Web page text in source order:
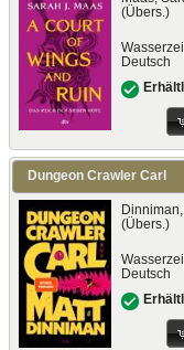
(Übers.)
Deutsch
Dungeon Crawler Carl
(Übers.)
Deutsch